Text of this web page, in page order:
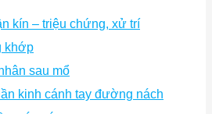
kín – triệu chứng, xử trí
khớp
sau mổ
kinh cánh tay đường nách